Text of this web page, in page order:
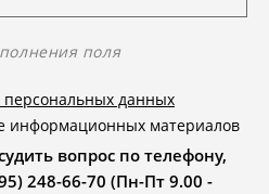
поля
персональных данных
информационных материалов
вопрос по телефону,
248-66-70 (Пн-Пт 9.00 -